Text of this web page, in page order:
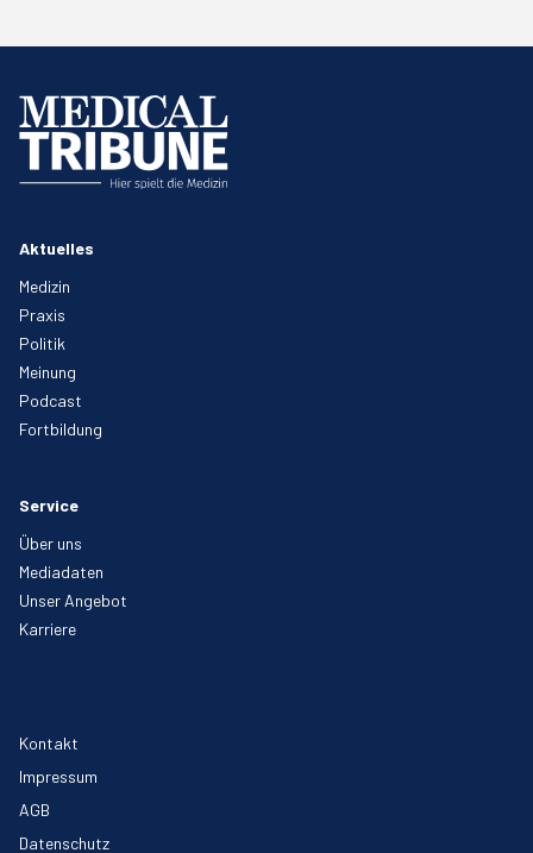
Aktuelles
Medizin
Praxis
Politik
Meinung
Podcast
Fortbildung
Service
Über uns
Mediadaten
Unser Angebot
Karriere
Kontakt
Impressum
AGB
Datenschutz